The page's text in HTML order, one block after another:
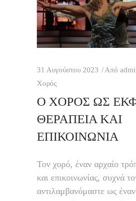
31 Αυγούστου 2023 Από
Χορός
Ο ΧΟΡΌΣ ΩΣ
ΘΕΡΑΠΕΊΑ ΚΑΙ
ΕΠΙΚΟΙΝΩΝΊΑ
Τον χορό, έναν αρχαίο
και επικοινωνίας, συχνά
αντιλαμβανόμαστε ως